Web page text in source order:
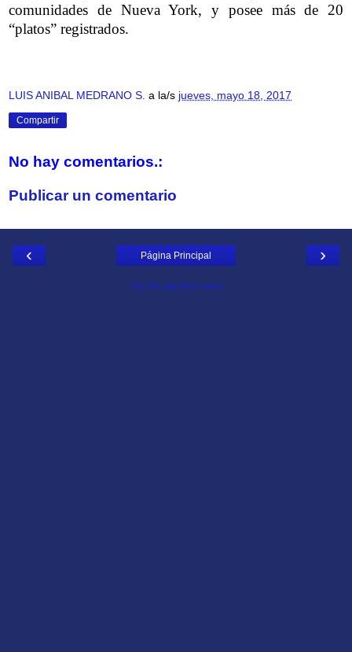
comunidades de Nueva York, y posee más de 20
“platos” registrados.
LUIS ANIBAL MEDRANO S. a la/s jueves, mayo 18, 2017
Compartir
No hay comentarios.:
Publicar un comentario
‹ ›
Página Principal
Ver la versión web